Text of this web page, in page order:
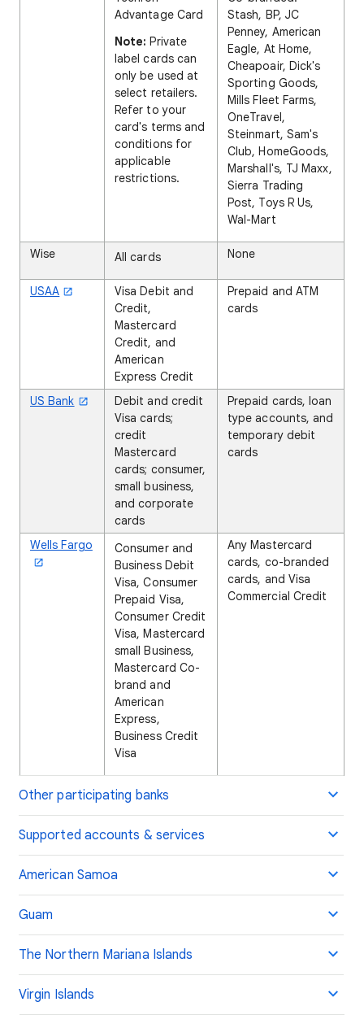
Advantage Card
Note: Private
label cards can
only be used at
select retailers.
Refer to your
card's terms and
conditions for
applicable
restrictions.
Stash, BP, JC
Penney, American
Eagle, At Home,
Cheapoair, Dick's
Sporting Goods,
Mills Fleet Farms,
OneTravel,
Steinmart, Sam's
Club, HomeGoods,
Marshall's, TJ Maxx,
Sierra Trading
Post, Toys R Us,
Wal-Mart
Wise All cards None
USAA
Visa Debit and
Credit,
Mastercard
Credit, and
American
Express Credit
Prepaid and ATM
cards
US Bank
Debit and credit
Visa cards;
credit
Mastercard
cards; consumer,
small business,
and corporate
cards
Prepaid cards, loan
type accounts, and
temporary debit
cards
Wells Fargo
Consumer and
Business Debit
Visa, Consumer
Prepaid Visa,
Consumer Credit
Visa, Mastercard
small Business,
Mastercard Co-
brand and
American
Express,
Business Credit
Visa
Any Mastercard
cards, co-branded
cards, and Visa
Commercial Credit
Other participating banks
Supported accounts & services
American Samoa
Guam
The Northern Mariana Islands
Virgin Islands